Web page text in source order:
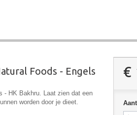
Foods - Engels
- HK Bakhru. Laat zien dat een
worden door je dieet.
€